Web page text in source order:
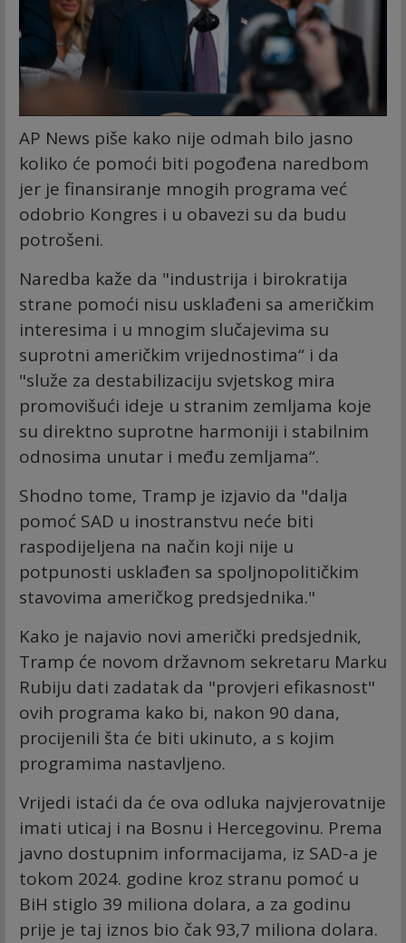
AP News piše kako nije odmah bilo jasno
koliko će pomoći biti pogođena naredbom
jer je finansiranje mnogih programa već
odobrio Kongres i u obavezi su da budu
potrošeni.
Naredba kaže da "industrija i birokratija
strane pomoći nisu usklađeni sa američkim
interesima i u mnogim slučajevima su
suprotni američkim vrijednostima“ i da
"služe za destabilizaciju svjetskog mira
promovišući ideje u stranim zemljama koje
su direktno suprotne harmoniji i stabilnim
odnosima unutar i među zemljama“.
Shodno tome, Tramp je izjavio da "dalja
pomoć SAD u inostranstvu neće biti
raspodijeljena na način koji nije u
potpunosti usklađen sa spoljnopolitičkim
stavovima američkog predsjednika."
Kako je najavio novi američki predsjednik,
Tramp će novom državnom sekretaru Marku
Rubiju dati zadatak da "provjeri efikasnost"
ovih programa kako bi, nakon 90 dana,
procijenili šta će biti ukinuto, a s kojim
programima nastavljeno.
Vrijedi istaći da će ova odluka najvjerovatnije
imati uticaj i na Bosnu i Hercegovinu. Prema
javno dostupnim informacijama, iz SAD-a je
tokom 2024. godine kroz stranu pomoć u
BiH stiglo 39 miliona dolara, a za godinu
prije je taj iznos bio čak 93,7 miliona dolara.